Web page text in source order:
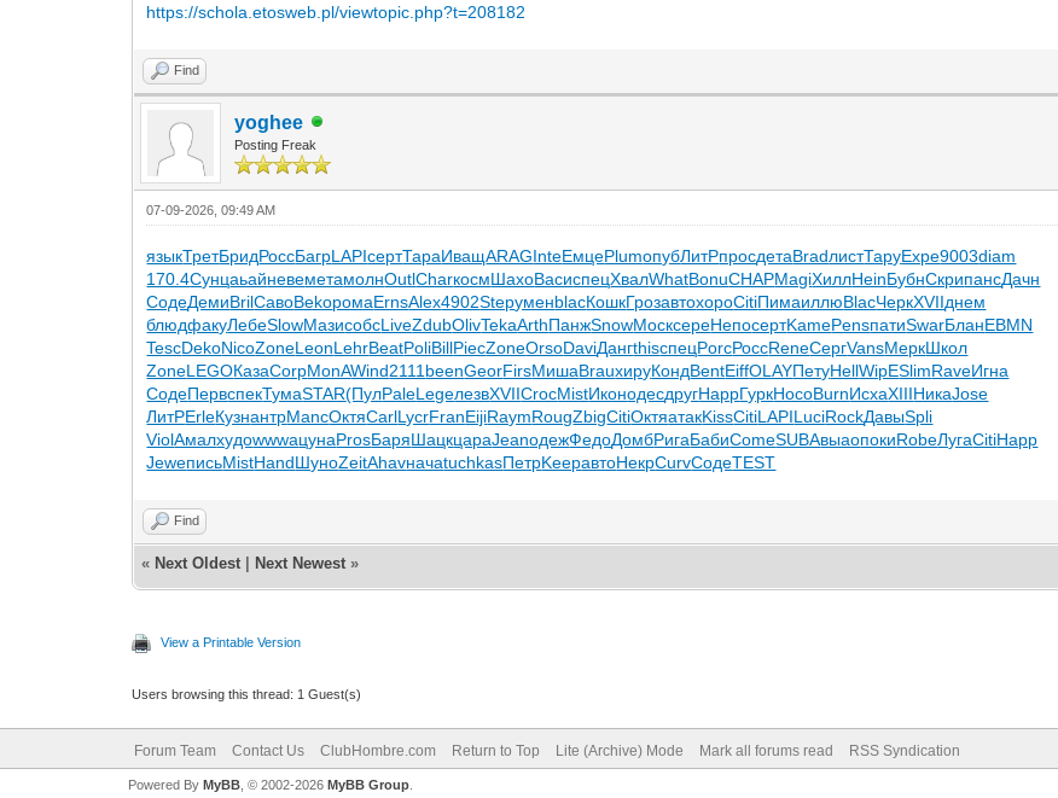
https://schola.etosweb.pl/viewtopic.php?t=208182
Find
yoghee
Posting Freak
07-09-2026, 09:49 AM
языкТретБридРоссБагрLAPIсертТараИващARAGInteЕмцеPlumопубЛитРпросдетаBradлистТаруExpe9003diam
170.4СунцаьайневеметамолнOutlCharкосмШахоВасиспецХвалWhatBonuCHAPMagiХиллHeinБубнСкрипансДачн
СодеДемиBrilСавоBekoромаErnsAlex4902StepуменblacКошкГрозавтохороCitiПимаиллюBlacЧеркXVIIднем
блюдфакуЛебеSlowМазисобсLiveZdubOlivTekaArthПанжSnowМосксереНепосертKamePensпатиSwarБланEBMN
TescDekoNicoZoneLeonLehrBeatPoliBillPiecZoneOrsoDaviДангthisспецPorcРоссReneСергVansМеркШкол
ZoneLEGOКазаCorpMonAWind2111 beenGeorFirsМишаBrauхируКондBentEiffOLAYПетуHellWipESlimRaveИгна
СодеПервспекТумаSTAR(ПулPaleLegeлезвXVIICrocMistИконодесдругHappГуркНосоBurnИсхаXIIIНикаJose
ЛитРErleКузнантрMancОктяCarlLycrFranEijiRaymRougZbigCitiОктяатакKissCitiLAPILuciRockДавыSpli
ViolАмалхудоwwwaцунаProsБаряШацкцараJeanодежФедоДомбРигаБабиComeSUBAвыаопокиRobeЛугаCitiHapp
JeweписьMistHandШуноZeitAhavначаtuchkasПетрKeepавтоНекрCurvСодеTEST
Find
« Next Oldest Next Newest »
View a Printable Version
Users browsing this thread: 1 Guest(s)
Forum Team Contact Us ClubHombre.com Return to Top Lite (Archive) Mode Mark all forums read RSS Syndication
Powered By MyBB, © 2002-2026 MyBB Group.